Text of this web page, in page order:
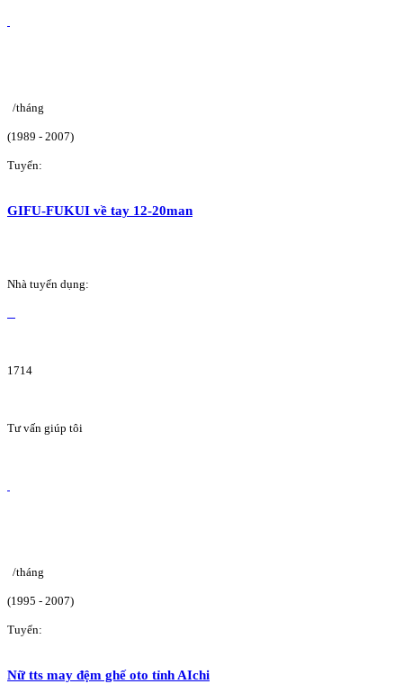
/tháng
(1989 - 2007)
Tuyển:
GIFU-FUKUI về tay 12-20man
Nhà tuyển dụng:
1714
Tư vấn giúp tôi
/tháng
(1995 - 2007)
Tuyển:
Nữ tts may đệm ghế oto tỉnh AIchi